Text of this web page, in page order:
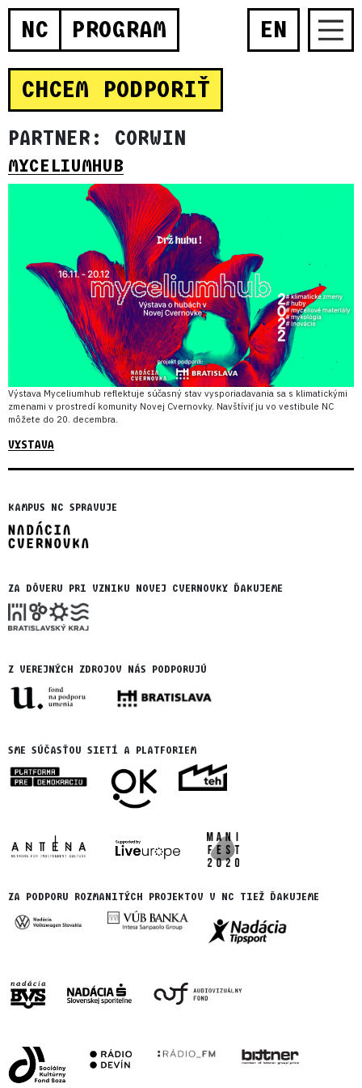
NC PROGRAM EN
CHCEM PODPORIŤ
PARTNER: CORWIN
MYCELIUMHUB
Výstava Myceliumhub reflektuje súčasný stav vysporiadavania sa s klimatickými
zmenami v prostredí komunity Novej Cvernovky. Navštíviť ju vo vestibule NC
môžete do 20. decembra.
VYSTAVA
KAMPUS NC SPRAVUJE
ZA DÔVERU PRI VZNIKU NOVEJ CVERNOVKY ĎAKUJEME
Z VEREJNÝCH ZDROJOV NÁS PODPORUJÚ
SME SÚČASŤOU SIETÍ A PLATFORIEM
ZA PODPORU ROZMANITÝCH PROJEKTOV V NC TIEŽ ĎAKUJEME